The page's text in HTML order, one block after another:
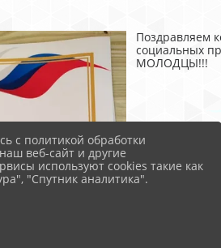
Поздравляем
социальных
МОЛОДЦЫ!!!
с политикой обработки
веб-сайт и другие
используют cookies такие как
"Спутник аналитика".